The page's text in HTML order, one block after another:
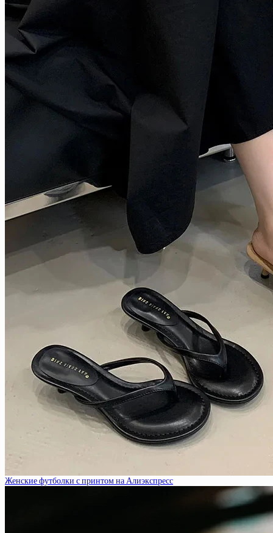
Женские футболки с принтом на Алиэкспресс